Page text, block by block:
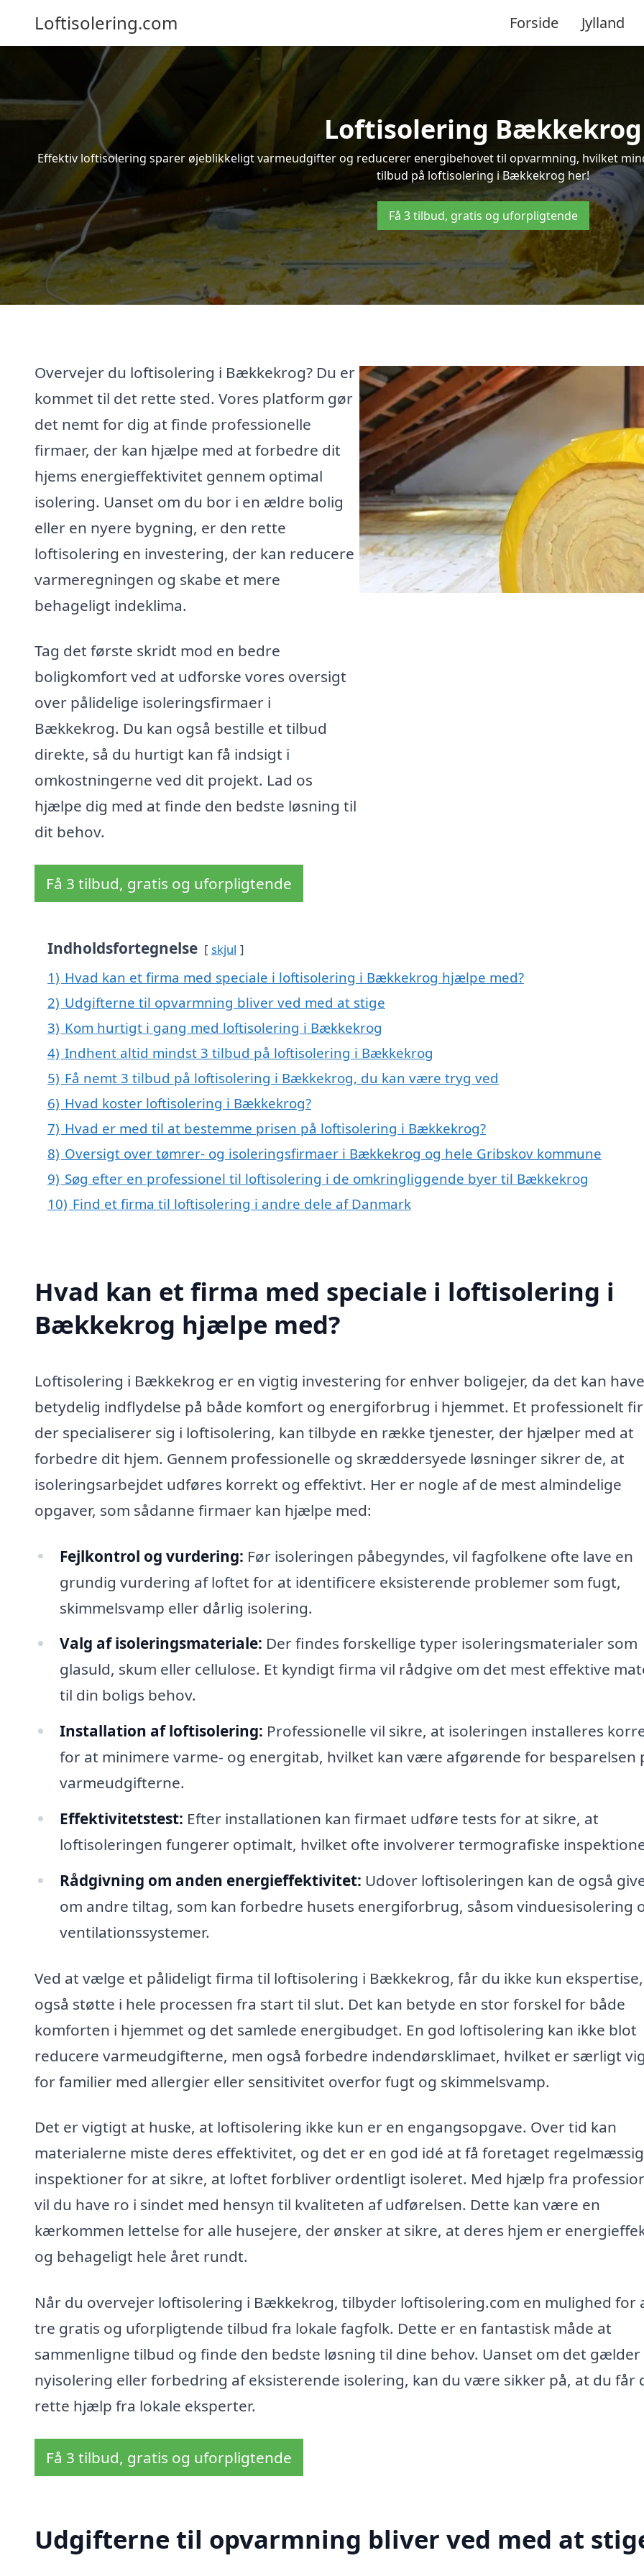
Loftisolering.com Forside Jylland
Loftisolering Bækkekrog
Effektiv loftisolering sparer øjeblikkeligt varmeudgifter og reducerer energibehovet til opvarmning, hvilket
tilbud på loftisolering i Bækkekrog her!
Få 3 tilbud, gratis og uforpligtende
Overvejer du loftisolering i Bækkekrog? Du er
kommet til det rette sted. Vores platform gør
det nemt for dig at finde professionelle
firmaer, der kan hjælpe med at forbedre dit
hjems energieffektivitet gennem optimal
isolering. Uanset om du bor i en ældre bolig
eller en nyere bygning, er den rette
loftisolering en investering, der kan reducere
varmeregningen og skabe et mere
behageligt indeklima.
Tag det første skridt mod en bedre
boligkomfort ved at udforske vores oversigt
over pålidelige isoleringsfirmaer i
Bækkekrog. Du kan også bestille et tilbud
direkte, så du hurtigt kan få indsigt i
omkostningerne ved dit projekt. Lad os
hjælpe dig med at finde den bedste løsning til
dit behov.
Få 3 tilbud, gratis og uforpligtende
Indholdsfortegnelse skjul
1) Hvad kan et firma med speciale i loftisolering i Bækkekrog hjælpe med?
2) Udgifterne til opvarmning bliver ved med at stige
3) Kom hurtigt i gang med loftisolering i Bækkekrog
4) Indhent altid mindst 3 tilbud på loftisolering i Bækkekrog
5) Få nemt 3 tilbud på loftisolering i Bækkekrog, du kan være tryg ved
6) Hvad koster loftisolering i Bækkekrog?
7) Hvad er med til at bestemme prisen på loftisolering i Bækkekrog?
8) Oversigt over tømrer- og isoleringsfirmaer i Bækkekrog og hele Gribskov kommune
9) Søg efter en professionel til loftisolering i de omkringliggende byer til Bækkekrog
10) Find et firma til loftisolering i andre dele af Danmark
Hvad kan et firma med speciale i loftisolering i
Bækkekrog hjælpe med?
Loftisolering i Bækkekrog er en vigtig investering for enhver boligejer, da det kan have
betydelig indflydelse på både komfort og energiforbrug i hjemmet. Et professionelt
der specialiserer sig i loftisolering, kan tilbyde en række tjenester, der hjælper med at
forbedre dit hjem. Gennem professionelle og skræddersyede løsninger sikrer de, at
isoleringsarbejdet udføres korrekt og effektivt. Her er nogle af de mest almindelige
opgaver, som sådanne firmaer kan hjælpe med:
Fejlkontrol og vurdering: Før isoleringen påbegyndes, vil fagfolkene ofte lave en
grundig vurdering af loftet for at identificere eksisterende problemer som fugt,
skimmelsvamp eller dårlig isolering.
Valg af isoleringsmateriale: Der findes forskellige typer isoleringsmaterialer som
glasuld, skum eller cellulose. Et kyndigt firma vil rådgive om det mest effektive
til din boligs behov.
Installation af loftisolering: Professionelle vil sikre, at isoleringen installeres
for at minimere varme- og energitab, hvilket kan være afgørende for besparelsen
varmeudgifterne.
Effektivitetstest: Efter installationen kan firmaet udføre tests for at sikre, at
loftisoleringen fungerer optimalt, hvilket ofte involverer termografiske
Rådgivning om anden energieffektivitet: Udover loftisoleringen kan de også
om andre tiltag, som kan forbedre husets energiforbrug, såsom vinduesisolering
ventilationssystemer.
Ved at vælge et pålideligt firma til loftisolering i Bækkekrog, får du ikke kun
også støtte i hele processen fra start til slut. Det kan betyde en stor forskel for både
komforten i hjemmet og det samlede energibudget. En god loftisolering kan ikke blot
reducere varmeudgifterne, men også forbedre indendørsklimaet, hvilket er særligt
for familier med allergier eller sensitivitet overfor fugt og skimmelsvamp.
Det er vigtigt at huske, at loftisolering ikke kun er en engangsopgave. Over tid kan
materialerne miste deres effektivitet, og det er en god idé at få foretaget
inspektioner for at sikre, at loftet forbliver ordentligt isoleret. Med hjælp fra
vil du have ro i sindet med hensyn til kvaliteten af udførelsen. Dette kan være en
kærkommen lettelse for alle husejere, der ønsker at sikre, at deres hjem er
og behageligt hele året rundt.
Når du overvejer loftisolering i Bækkekrog, tilbyder loftisolering.com en mulighed for
tre gratis og uforpligtende tilbud fra lokale fagfolk. Dette er en fantastisk måde at
sammenligne tilbud og finde den bedste løsning til dine behov. Uanset om det gælder
nyisolering eller forbedring af eksisterende isolering, kan du være sikker på, at du får
rette hjælp fra lokale eksperter.
Få 3 tilbud, gratis og uforpligtende
Udgifterne til opvarmning bliver ved med at